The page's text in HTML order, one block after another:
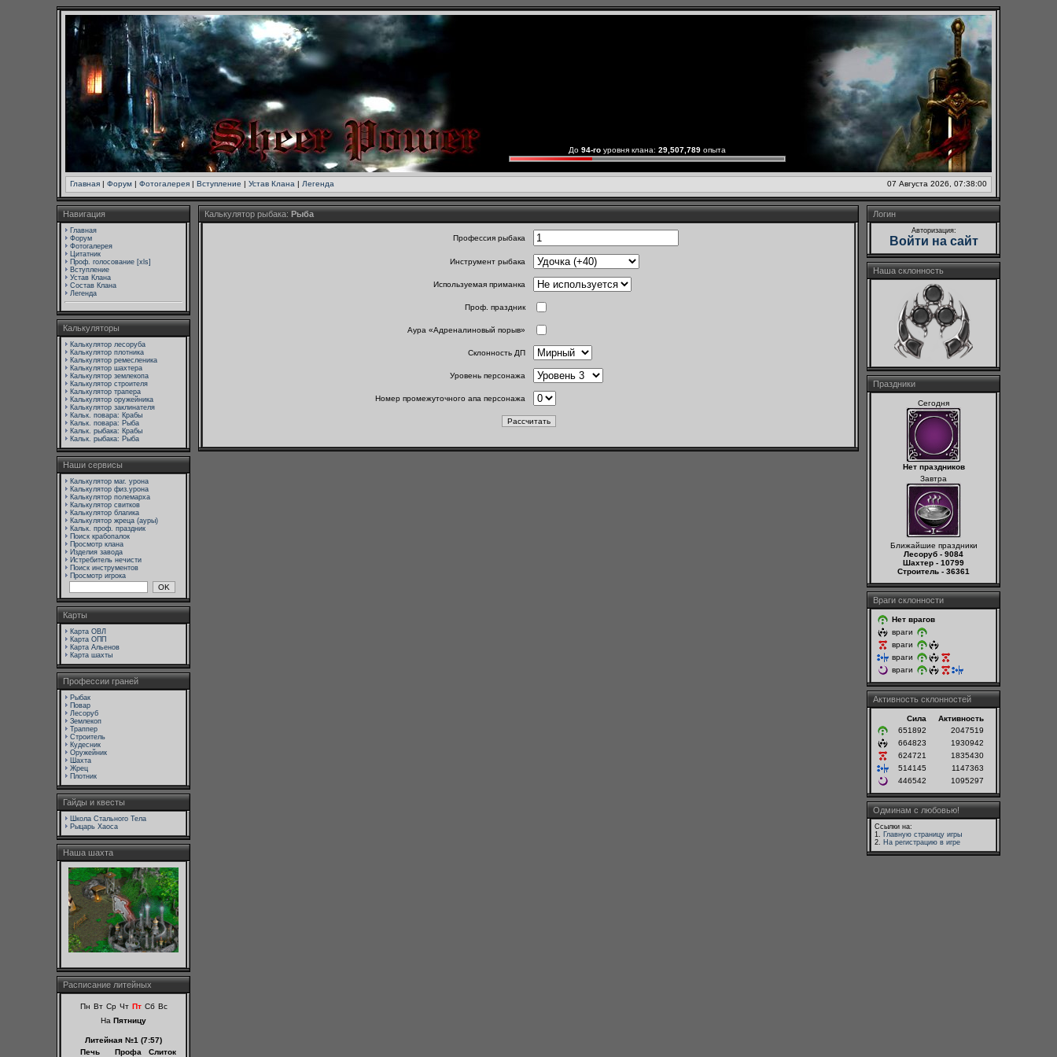
До 94-гоуровня клана: 29,507,789опыта
Главная | Форум | Фотогалерея | Вступление | Устав Клана | Легенда 07 Августа 2026, 07:38:00
Навигация
Главная
Форум
Фотогалерея
Цитатник
Проф. голосование [xls]
Вступление
Устав Клана
Состав Клана
Легенда
Калькуляторы
Калькулятор лесоруба
Калькулятор плотника
Калькулятор ремесленика
Калькулятор шахтера
Калькулятор землекопа
Калькулятор строителя
Калькулятор трапера
Калькулятор оружейника
Калькулятор заклинателя
Кальк. повара: Крабы
Кальк. повара: Рыба
Кальк. рыбака: Крабы
Кальк. рыбака: Рыба
Наши сервисы
Калькулятор маг. урона
Калькулятор физ.урона
Калькулятор полемарха
Калькулятор свитков
Калькулятор благика
Калькулятор жреца (ауры)
Кальк. проф. праздник
Поиск крабопалок
Просмотр клана
Изделия завода
Истребитель нечисти
Поиск инструментов
Просмотр игрока
Карты
Карта ОВЛ
Карта ОПП
Карта Альенов
Карта шахты
Профессии граней
Рыбак
Повар
Лесоруб
Землекоп
Траппер
Строитель
Кудесник
Оружейник
Шахта
Жрец
Плотник
Гайды и квесты
Школа Стального Тела
Рыцарь Хаоса
Наша шахта
Расписание литейных
Пн Вт Ср Чт Пт Сб Вс
На Пятницу
Литейная №1 (7:57)
Печь
Профа Слиток
Калькулятор рыбака: Рыба
Профессия рыбака
Инструмент рыбака
Используемая приманка
Проф. праздник
Аура «Адреналиновый порыв»
Склонность ДП
Уровень персонажа
Номер промежуточного апа персонажа
Логин
Авторизация:
Войти на сайт
Наша склонность
Праздники
Сегодня
Нет праздников
Завтра
Ближайшие праздники
Лесоруб - 9084
Шахтер - 10799
Строитель - 36361
Враги склонности
Нет врагов
враги
враги
враги
враги
Активность склонностей
Сила
Активность
651892
2047519
664823
1930942
624721
1835430
514145
1147363
446542
1095297
Одминам с любовью!
Ссылки на:
1. Главную страницу игры
2. На регистрацию в игре